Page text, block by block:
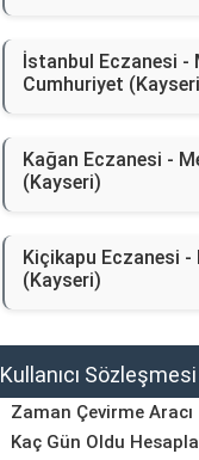
İstanbul Eczanesi -
Cumhuriyet
Kağan Eczanesi -
(Kayseri)
Kiçikapu Eczanesi
(Kayseri)
Kullanıcı Sözleşmesi
Zaman Çevirme Aracı
Kaç Gün Oldu